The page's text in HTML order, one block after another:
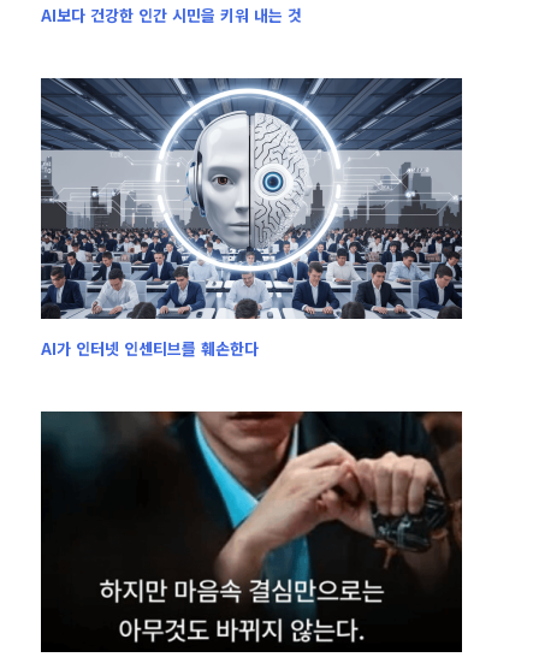
AI보다 건강한 인간 시민을 키워 내는 것
AI가 인터넷 인센티브를 훼손한다